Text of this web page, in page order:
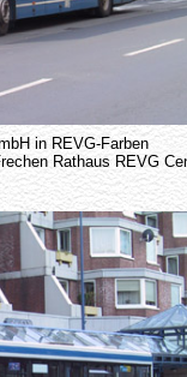
in REVG-Farben
Rathaus REVG